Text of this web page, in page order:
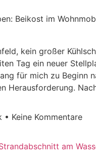
Beikost im
kein großer
Tag ein neuer
für mich zu Beginn
Herausforderung.
Keine Kommentare